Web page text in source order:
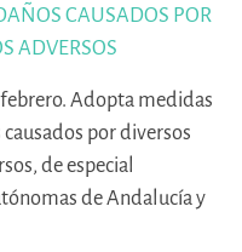
CAUSADOS POR
ADVERSOS
febrero. Adopta medidas
por diversos
de especial
de Andalucía y